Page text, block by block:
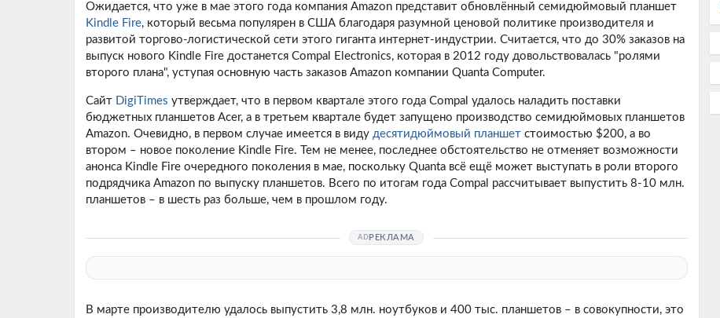
Ожидается, что уже в мае этого года компания Amazon представит обновлённый семидюймовый планшет
Kindle Fire, который весьма популярен в США благодаря разумной ценовой политике производителя и
развитой торгово-логистической сети этого гиганта интернет-индустрии. Считается, что до 30% заказов на
выпуск нового Kindle Fire достанется Compal Electronics, которая в 2012 году довольствовалась "ролями
второго плана", уступая основную часть заказов Amazon компании Quanta Computer.
Сайт DigiTimes утверждает, что в первом квартале этого года Compal удалось наладить поставки
бюджетных планшетов Acer, а в третьем квартале будет запущено производство семидюймовых планшетов
Amazon. Очевидно, в первом случае имеется в виду десятидюймовый планшетстоимостью $200, а во
втором – новое поколение Kindle Fire. Тем не менее, последнее обстоятельство не отменяет возможности
анонса Kindle Fire очередного поколения в мае, поскольку Quanta всё ещё может выступать в роли второго
подрядчика Amazon по выпуску планшетов. Всего по итогам года Compal рассчитывает выпустить 8-10 млн.
планшетов – в шесть раз больше, чем в прошлом году.
РЕКЛАМА
В марте производителю удалось выпустить 3,8 млн. ноутбуков и 400 тыс. планшетов – в совокупности, это